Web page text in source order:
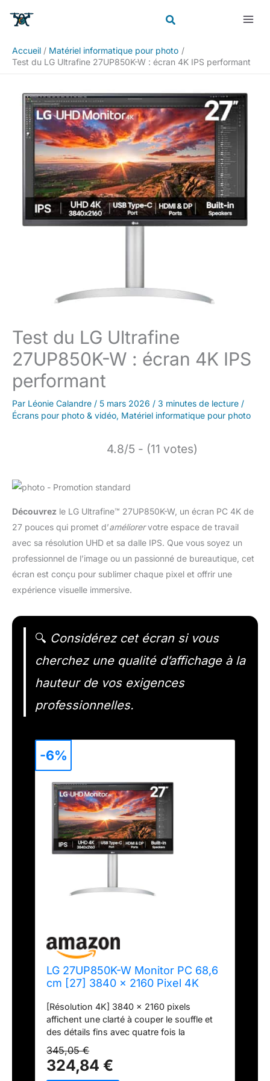
Accueil
Matériel informatique pour photo
Test du LG Ultrafine 27UP850K-W : écran 4K IPS performant
Test du LG Ultrafine
27UP850K-W : écran 4K IPS
performant
Par Léonie Calandre / 5 mars 2026 / 3 minutes de lecture /
Écrans pour photo & vidéo, Matériel informatique pour photo
4.8/5 - (11 votes)
Découvrez le LG Ultrafine™ 27UP850K-W, un écran PC 4K de
27 pouces qui promet d’améliorervotre espace de travail
avec sa résolution UHD et sa dalle IPS. Que vous soyez un
professionnel de l’image ou un passionné de bureautique, cet
écran est conçu pour sublimer chaque pixel et offrir une
expérience visuelle immersive.
🔍 Considérez cet écran si vous
cherchez une qualité d’affichage à la
hauteur de vos exigences
professionnelles.
LG 27UP850K-W Monitor PC 68,6
cm [27] 3840 x 2160 Pixel 4K
(27IN IPS 3840X2160 16:9 5MS -
1200:1 HDMI/DISPLAYPORT/USB
C)
[Résolution 4K] 3840 x 2160 pixels
affichent une clarté à couper le souffle et
des détails fins avec quatre fois la
résolution Full HD. HDR propre et lumineux
: ce moniteur prend en charge le VESA
DisplayHDR 400 avec une large gamme de
345,05 €
324,84 €
-6%